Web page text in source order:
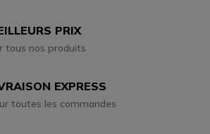
PRIX
tous nos produits
EXPRESS
toutes les commandes